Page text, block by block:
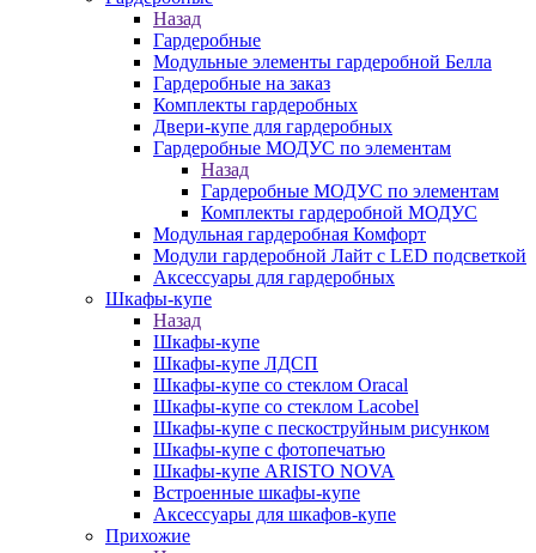
Назад
Гардеробные
Модульные элементы гардеробной Белла
Гардеробные на заказ
Комплекты гардеробных
Двери-купе для гардеробных
Гардеробные МОДУС по элементам
Назад
Гардеробные МОДУС по элементам
Комплекты гардеробной МОДУС
Модульная гардеробная Комфорт
Модули гардеробной Лайт с LED подсветкой
Аксессуары для гардеробных
Шкафы-купе
Назад
Шкафы-купе
Шкафы-купе ЛДСП
Шкафы-купе со стеклом Oracal
Шкафы-купе со стеклом Lacobel
Шкафы-купе с пескоструйным рисунком
Шкафы-купе с фотопечатью
Шкафы-купе ARISTO NOVA
Встроенные шкафы-купе
Аксессуары для шкафов-купе
Прихожие